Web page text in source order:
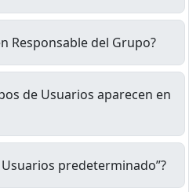
Responsable del Grupo?
de Usuarios aparecen en
predeterminado”?